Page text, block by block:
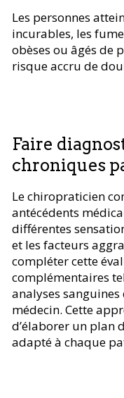
Les personnes
incurables, les
obèses ou âgés de
risque accru de
Faire
chroniques
Le chiropraticien
antécédents
différentes
et les facteurs
compléter cette
complémentaires
analyses
médecin. Cette
d’élaborer un plan
adapté à chaque